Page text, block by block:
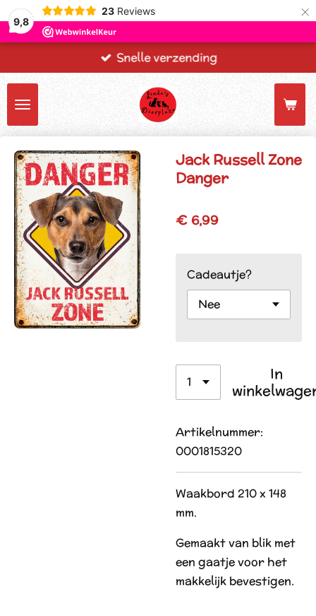
9,8
23 Reviews ×
Snelle verzending
Jack Russell Zone
Danger
€ 6,99
Cadeautje?
In
Artikelnummer:
0001815320
Waakbord 210 x 148
mm.
Gemaakt van blik met
een gaatje voor het
makkelijk bevestigen.